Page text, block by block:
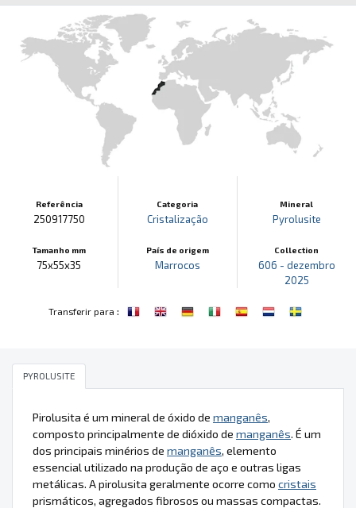
Referência
250917750
Tamanho mm
75x55x35
Categoria
Cristalização
País de origem
Marrocos
Mineral
Pyrolusite
Collection
606 - dezembro
2025
Transferir para :
PYROLUSITE
Pirolusita é um mineral de óxido de manganês,
composto principalmente de dióxido de manganês. É um
dos principais minérios de manganês, elemento
essencial utilizado na produção de aço e outras ligas
metálicas. A pirolusita geralmente ocorre como cristais
prismáticos, agregados fibrosos ou massas compactas.